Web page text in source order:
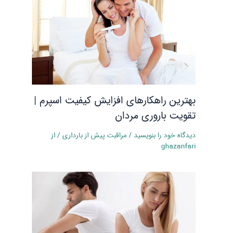
بهترین راهکارهای افزایش کیفیت اسپرم |
تقویت باروری مردان
دیدگاه‌ خود را بنویسید /مراقبت پیش از بارداری/ از
ghazanfari